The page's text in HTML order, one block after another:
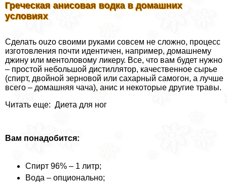
Греческая анисовая водка в домашних
условиях
Сделать ouzo своими руками совсем не сложно, процесс
изготовления почти идентичен, например, домашнему
джину или ментоловому ликеру. Все, что вам будет нужно
– простой небольшой дистиллятор, качественное сырье
(спирт, двойной зерновой или сахарный самогон, а лучше
всего – домашняя чача), анис и некоторые другие травы.
Читать еще: Диета для ног
Вам понадобится:
Спирт 96% – 1 литр;
Вода – опционально;